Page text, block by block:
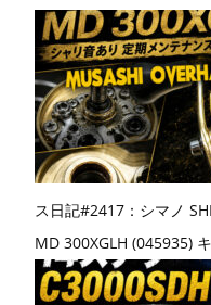
ス日記#2417：シマノ
MD 300XGLH (045935)